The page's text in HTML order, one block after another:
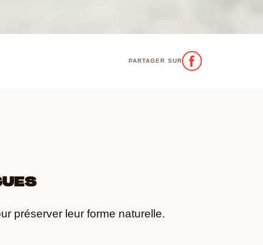
PARTAGER SUR
préserver leur forme naturelle.